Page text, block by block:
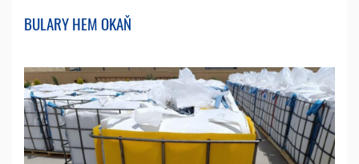
BULARY HEM OKAŇ